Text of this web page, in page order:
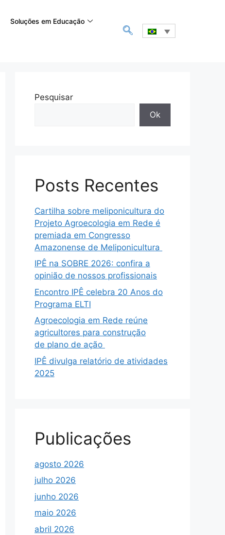
Soluções em Educação
Pesquisar
Ok
Posts Recentes
Cartilha sobre meliponicultura do
Projeto Agroecologia em Rede é
premiada em Congresso
Amazonense de Meliponicultura
IPÊ na SOBRE 2026: confira a
opinião de nossos profissionais
Encontro IPÊ celebra 20 Anos do
Programa ELTI
Agroecologia em Rede reúne
agricultores para construção
de plano de ação
IPÊ divulga relatório de atividades
2025
Publicações
agosto 2026
julho 2026
junho 2026
maio 2026
abril 2026